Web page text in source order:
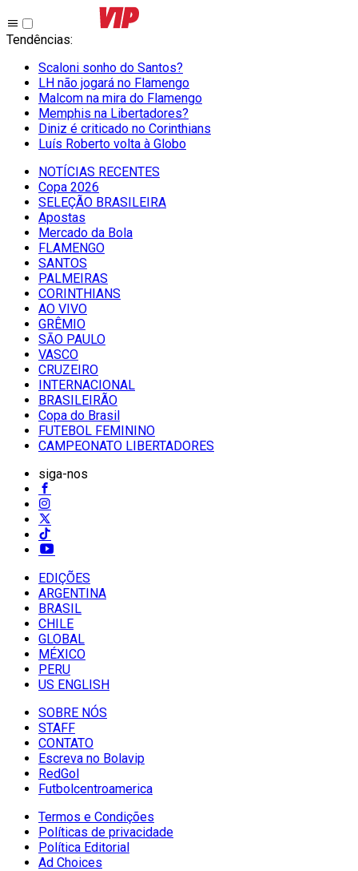
Tendências:
Scaloni sonho do Santos?
LH não jogará no Flamengo
Malcom na mira do Flamengo
Memphis na Libertadores?
Diniz é criticado no Corinthians
Luís Roberto volta à Globo
NOTÍCIAS RECENTES
Copa 2026
SELEÇÃO BRASILEIRA
Apostas
Mercado da Bola
FLAMENGO
SANTOS
PALMEIRAS
CORINTHIANS
AO VIVO
GRÊMIO
SĀO PAULO
VASCO
CRUZEIRO
INTERNACIONAL
BRASILEIRÃO
Copa do Brasil
FUTEBOL FEMININO
CAMPEONATO LIBERTADORES
siga-nos
EDIÇÕES
ARGENTINA
BRASIL
CHILE
GLOBAL
MÉXICO
PERU
US ENGLISH
SOBRE NÓS
STAFF
CONTATO
Escreva no Bolavip
RedGol
Futbolcentroamerica
Termos e Condições
Políticas de privacidade
Política Editorial
Ad Choices